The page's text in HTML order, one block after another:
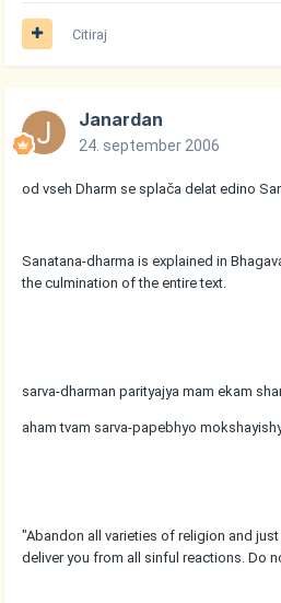
Citiraj
Janardan
24. september 2006
od vseh Dharm se splača delat edino
Sanatana-dharma is explained in
the culmination of the entire text.
sarva-dharman parityajya mam ekam
aham tvam sarva-papebhyo
"Abandon all varieties of religion and
deliver you from all sinful reactions. Do